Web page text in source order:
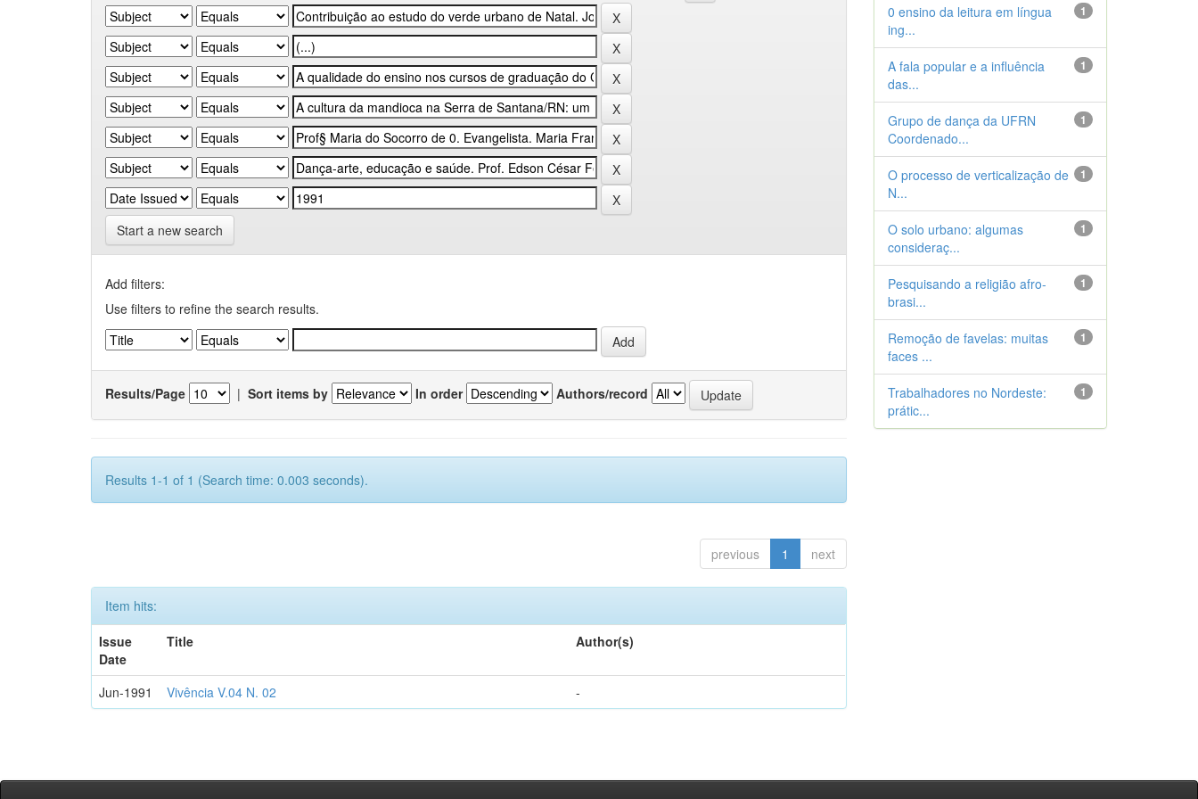
Start a new search
Add filters:
Use filters to refine the search results.
Results/Page | Sort items by In order Authors/record
Results 1-1 of 1 (Search time: 0.003 seconds).
previous 1 next
Item hits:
Issue
Date
Title Author(s)
Jun-1991 Vivência V.04 N. 02 -
1
0 ensino da leitura em língua
ing...
1
A fala popular e a influência
das...
1
Grupo de dança da UFRN
Coordenado...
1
O processo de verticalização de
N...
1
O solo urbano: algumas
consideraç...
1
Pesquisando a religião afro-
brasi...
1
Remoção de favelas: muitas
faces ...
1
Trabalhadores no Nordeste:
prátic...